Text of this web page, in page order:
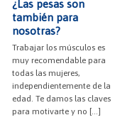
¿Las pesas son
también para
nosotras?
Trabajar los músculos es
muy recomendable para
todas las mujeres,
independientemente de la
edad. Te damos las claves
para motivarte y no […]